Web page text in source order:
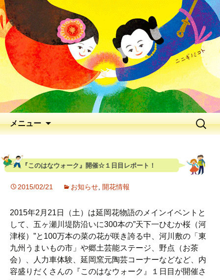
延岡花物語 2026
出会いの聖地 神と人と花が出逢う、
早春の五ヶ瀬川
メニュー
『このはなウォーク』開催☆１日目レポート！
2015/02/21 お知らせ 開花情報
2015年2月21日（土）は延岡花物語のメインイベントと
して、五ヶ瀬川堤防沿いに300本の”天下一ひむか桜（河
津桜）”と100万本の菜の花が咲き誇る中、河川敷の「東
九州うまいもの市」や郷土芸能ステージ、野点（お茶
会）、人力車体験、延岡窯元陶芸コーナーなどなど、内
容盛りだくさんの『このはなウォーク』１日目が開催さ